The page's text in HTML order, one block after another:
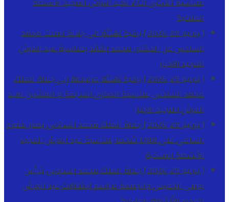
الملكية
[ يوليو 29, 2026 ]
برقية تهنئة الى جلالة الملك محمد
السادس من الدكتور محمد الفائد بمناسبة عيد العرش
المجيدالاخبار
[ يوليو 29, 2026 ]
برقية تهنئة مرفوعة إلى جلالة الملك
محمد السادس بمناسبة الذكرى السابعة و العشرين لعيد
العرش المجيدالاخبار
[ يوليو 29, 2026 ]
جلالة الملك محمد السادس يصدر عفوه
السامي على 1788 شخصا بمناسبة عيد العرش المجيد
الأنشطة الملكية
[ يوليو 29, 2026 ]
جلالة الملك محمد السادس يترأس
يومي الخميس والجمعة مراسم احتفالات عيد العرش